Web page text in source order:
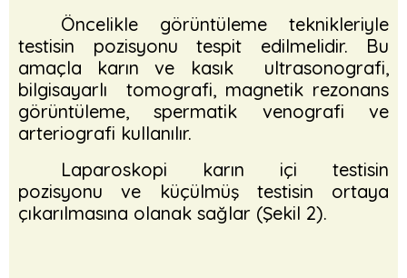
Öncelikle görüntüleme teknikleriyle
testisin pozisyonu tespit edilmelidir. Bu
amaçla karın ve kasık ultrasonografi,
bilgisayarlı tomografi, magnetik rezonans
görüntüleme, spermatik venografi ve
arteriografi kullanılır.
Laparoskopi karın içi testisin
pozisyonu ve küçülmüş testisin ortaya
çıkarılmasına olanak sağlar (Şekil 2).